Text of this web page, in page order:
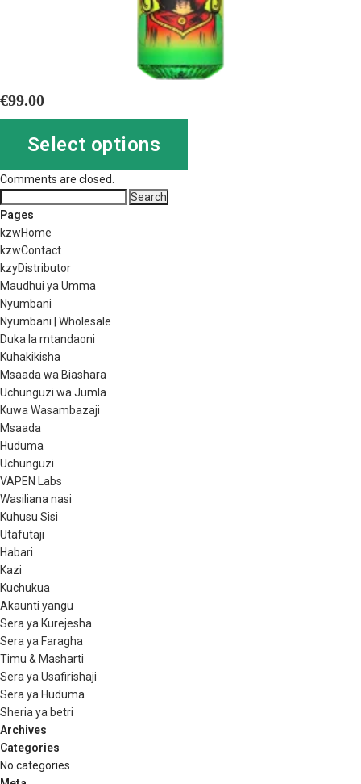
€99.00
Select options
Comments are closed.
for:
Pages
kzwHome
kzwContact
kzyDistributor
Maudhui ya Umma
Nyumbani
Nyumbani | Wholesale
Duka la mtandaoni
Kuhakikisha
Msaada wa Biashara
Uchunguzi wa Jumla
Kuwa Wasambazaji
Msaada
Huduma
Uchunguzi
VAPEN Labs
Wasiliana nasi
Kuhusu Sisi
Utafutaji
Habari
Kazi
Kuchukua
Akaunti yangu
Sera ya Kurejesha
Sera ya Faragha
Timu & Masharti
Sera ya Usafirishaji
Sera ya Huduma
Sheria ya betri
Archives
Categories
No categories